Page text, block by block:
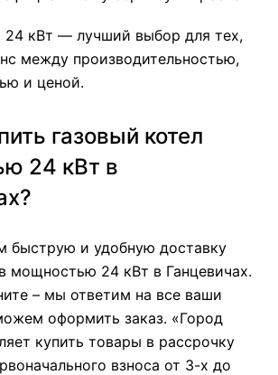
24 кВт — лучший выбор для тех,
между производительностью,
и ценой.
газовый котел
24 кВт в
быструю и удобную доставку
мощностью 24 кВт в Ганцевичах.
– мы ответим на все ваши
оформить заказ. «Город
купить товары в рассрочку
взноса от 3-х до